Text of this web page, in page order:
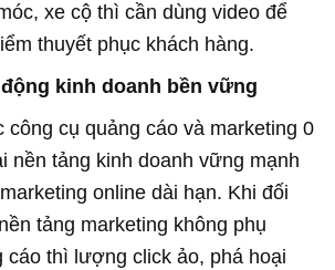
xe cộ thì cần dùng video để
thuyết phục khách hàng.
kinh doanh bền vững
công cụ quảng cáo và marketing 0
nền tảng kinh doanh vững mạnh
online dài hạn. Khi đối
tảng marketing không phụ
cáo thì lượng click ảo, phá hoại